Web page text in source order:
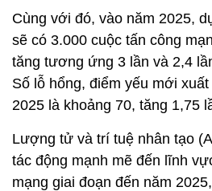
Cùng với đó, vào năm 2025,
sẽ có 3.000 cuộc tấn công
tăng tương ứng 3 lần và 2,4
Số lỗ hổng, điểm yếu mới
2025 là khoảng 70, tăng 1,75
Lượng tử và trí tuệ nhân tạo
tác động mạnh mẽ đến lĩnh
mạng giai đoạn đến năm